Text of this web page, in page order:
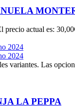
precio actual es:
variantes. Las
LA PEPPA